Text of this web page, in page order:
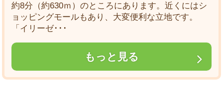
約8分（約630ｍ）のところにあります。近くにはシ
ョッピングモールもあり、大変便利な立地です。
「イリーゼ･･･
もっと見る